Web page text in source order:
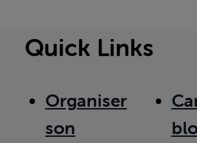
Quick Links
Organiser
son